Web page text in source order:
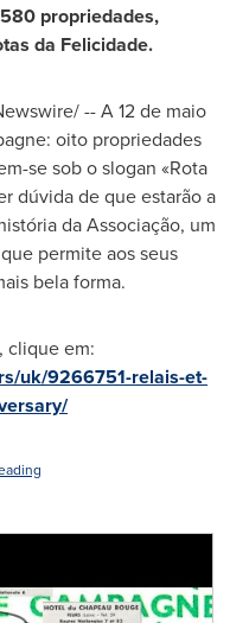
propriedades,
da Felicidade.
-- A 12 de maio
oito propriedades
se sob o slogan «Rota
dúvida de que estarão a
da Associação, um
permite aos seus
bela forma.
clique em:
uk/9266751-relais-et-